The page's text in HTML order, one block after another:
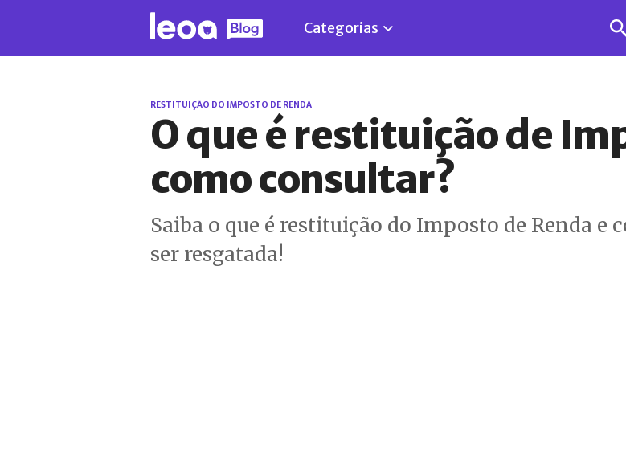
Categorias
RESTITUIÇÃO DO IMPOSTO DE RENDA
O que é restituição de
como consultar?
Saiba o que é restituição do Imposto de Renda e
ser resgatada!